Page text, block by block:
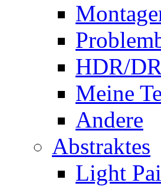
HDR/
Meine
Andere
Abstraktes
Light